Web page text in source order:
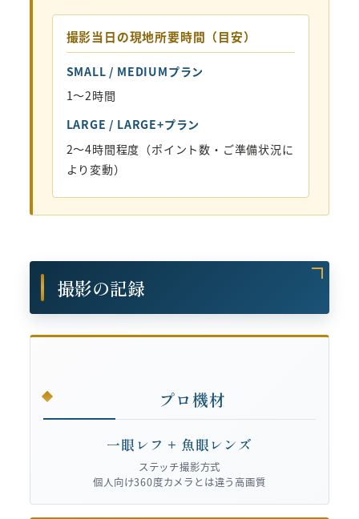
撮影当日の現地所要時間（目安）
SMALL / MEDIUMプラン
1〜2時間
LARGE / LARGE+プラン
2〜4時間程度（ポイント数・ご準備状況に
より変動）
撮影の記録
プロ機材
一眼レフ + 魚眼レンズ
ステッチ撮影方式
個人向け360度カメラとは違う高画質